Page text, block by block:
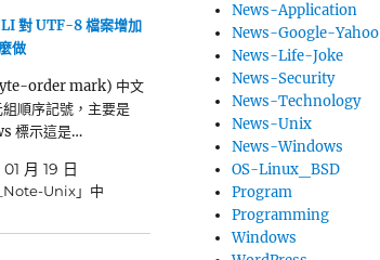
對 UTF-8 檔案增加
做
order mark) 中文
順序記號，主要是
標示這是…
月 19 日
Unix」中
News-Application
News-Google-Yahoo
News-Life-Joke
News-Security
News-Technology
News-Unix
News-Windows
OS-Linux_BSD
Program
Programming
Windows